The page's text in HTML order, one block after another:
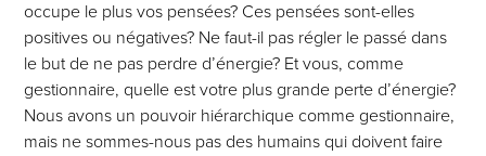
occupe le plus vos pensées? Ces pensées sont-elles
positives ou négatives? Ne faut-il pas régler le passé dans
le but de ne pas perdre d’énergie? Et vous, comme
gestionnaire, quelle est votre plus grande perte d’énergie?
Nous avons un pouvoir hiérarchique comme gestionnaire,
mais ne sommes-nous pas des humains qui doivent faire